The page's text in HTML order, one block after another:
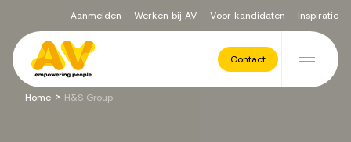
Ga naar de inhoud
Aanmelden Werken bij AV Voor kandidaten Inspiratie
Contact
Voor opdrachtgevers
Home > H&S Group